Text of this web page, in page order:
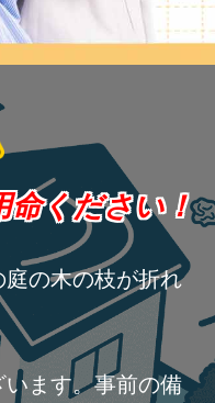
命ください！
の木の枝が折れ
ます。事前の備